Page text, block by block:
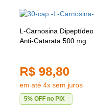
L-Carnosina Dipeptídeo
Anti-Catarata 500 mg
R$ 98,80
em até 4x sem juros
5% OFF no PIX